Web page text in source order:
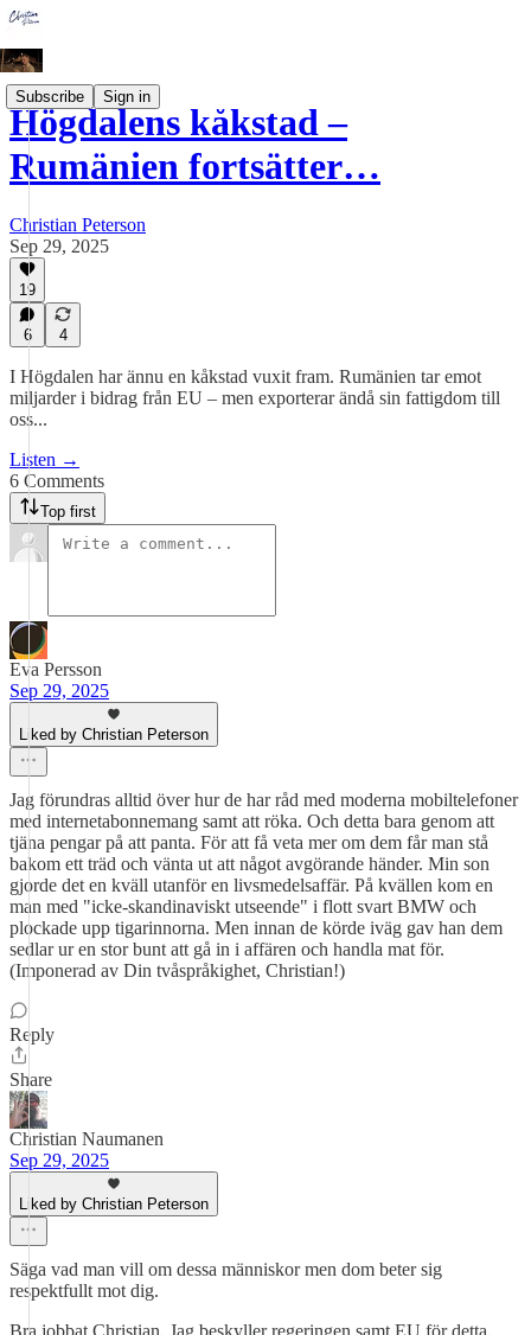
Subscribe Sign in
Högdalens kåkstad –
Rumänien fortsätter…
Christian Peterson
Sep 29, 2025
19
6 4
I Högdalen har ännu en kåkstad vuxit fram. Rumänien tar emot
miljarder i bidrag från EU – men exporterar ändå sin fattigdom till
oss...
Listen →
6 Comments
Top first
Eva Persson
Sep 29, 2025
Liked by Christian Peterson
Jag förundras alltid över hur de har råd med moderna mobiltelefoner
med internetabonnemang samt att röka. Och detta bara genom att
tjäna pengar på att panta. För att få veta mer om dem får man stå
bakom ett träd och vänta ut att något avgörande händer. Min son
gjorde det en kväll utanför en livsmedelsaffär. På kvällen kom en
man med "icke-skandinaviskt utseende" i flott svart BMW och
plockade upp tigarinnorna. Men innan de körde iväg gav han dem
sedlar ur en stor bunt att gå in i affären och handla mat för.
(Imponerad av Din tvåspråkighet, Christian!)
Reply
Share
Christian Naumanen
Sep 29, 2025
Liked by Christian Peterson
Säga vad man vill om dessa människor men dom beter sig
respektfullt mot dig.
Bra jobbat Christian. Jag beskyller regeringen samt EU för detta.